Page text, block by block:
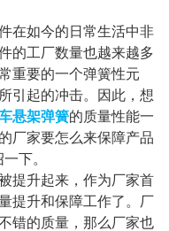
如今的日常生活中非
的工厂数量也越来越多
重要的一个弹簧性元
引起的冲击。因此，想
悬架弹簧的质量性能一
厂家要怎么来保障产品
下。
升起来，作为厂家首
提升和保障工作了。厂
错的质量，那么厂家也